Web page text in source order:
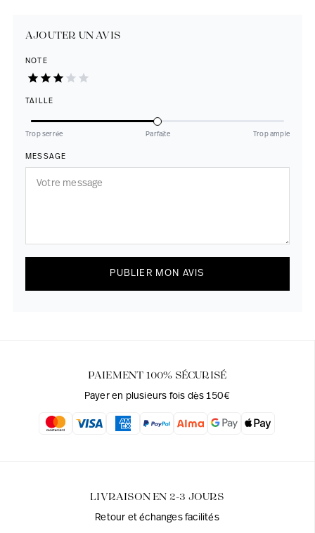
AJOUTER UN AVIS
NOTE
TAILLE
Trop serrée Parfaite Trop ample
MESSAGE
PUBLIER MON AVIS
PAIEMENT 100% SÉCURISÉ
Payer en plusieurs fois dès 150€
LIVRAISON EN 2-3 JOURS
Retour et échanges facilités